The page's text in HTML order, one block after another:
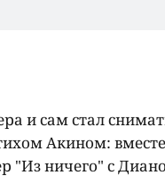
и сам стал
Акином:
"Из ничего" с